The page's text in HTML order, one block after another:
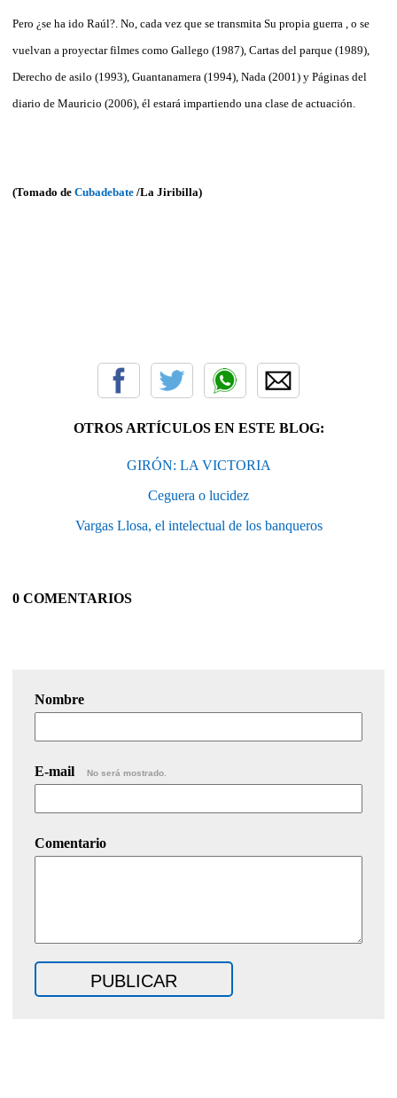
Pero ¿se ha ido Raúl?. No, cada vez que se transmita Su propia guerra , o se
vuelvan a proyectar filmes como Gallego (1987), Cartas del parque (1989),
Derecho de asilo (1993), Guantanamera (1994), Nada (2001) y Páginas del
diario de Mauricio (2006), él estará impartiendo una clase de actuación.
(Tomado de Cubadebate /La Jiribilla)
OTROS ARTÍCULOS EN ESTE BLOG:
GIRÓN: LA VICTORIA
Ceguera o lucidez
Vargas Llosa, el intelectual de los banqueros
0 COMENTARIOS
Nombre
E-mail No será mostrado.
Comentario